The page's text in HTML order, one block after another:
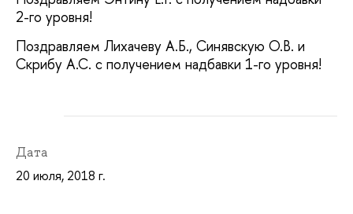
2-го уровня!
Поздравляем Лихачеву А.Б., Синявскую О.В. и
Скрибу А.С. с получением надбавки 1-го уровня!
Дата
20 июля, 2018 г.